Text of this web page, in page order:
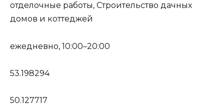
отделочные работы, Строительство дачных
домов и коттеджей
ежедневно, 10:00–20:00
53.198294
50.127717